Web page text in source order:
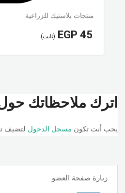
منتجات بلاستيك للزراعية
EGP 45 (ثابت)
اترك ملاحظاتك حول
يجب أنت تكون مسجل الدخول لتضيف
زيارة صفحة العضو